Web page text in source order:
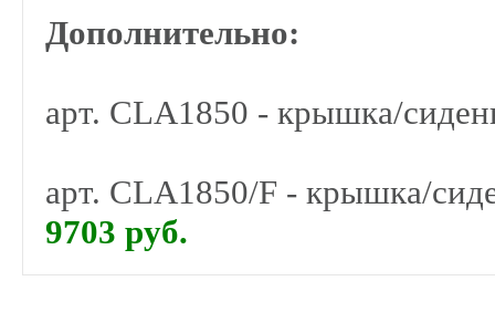
Дополнительно:
арт. CLA1850 - крышка/
арт. CLA1850/F - крышка/
9703 руб.